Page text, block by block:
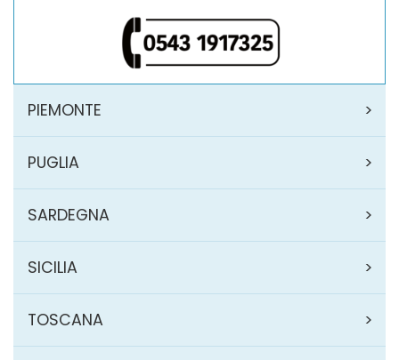
PIEMONTE
PUGLIA
SARDEGNA
SICILIA
TOSCANA